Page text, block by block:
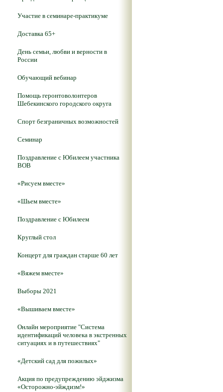
Участие в семинаре-практикуме
Доставка 65+
День семьи, любви и верности в
России
Обучающий вебинар
Помощь геронтоволонтеров
Шебекинского городского округа
Спорт безграничных возможностей
Семинар
Поздравление с Юбилеем участника
ВОВ
«Рисуем вместе»
«Шьем вместе»
Поздравление с Юбилеем
Круглый стол
Концерт для граждан старше 60 лет
«Вяжем вместе»
Выборы 2021
«Вышиваем вместе»
Онлайн мероприятие "Система
идентификаций человека в экстренных
ситуациях и в путешествиях"
«Детский сад для пожилых»
Акция по предупреждению эйджизма
«Осторожно-эйждизм!»